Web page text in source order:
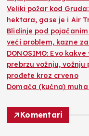
Veliki požar kod
hektara, gase je i Air
Blidinje pod
veći problem, kazne
DONOSIMO: Evo
prebrzu vožnju,
prođete kroz crveno
Domaća (kućna)
Komentari